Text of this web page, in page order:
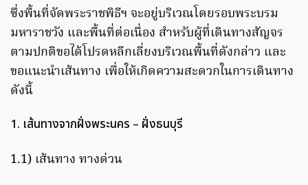
ซึ่งพื้นที่จัดพระราชพิธีฯ จะอยู่บริเวณโดยรอบพระบรม
มหาราชวัง และพื้นที่ต่อเนื่อง สำหรับผู้ที่เดินทางสัญจร
ตามปกติขอได้โปรดหลีกเลี่ยงบริเวณพื้นที่ดังกล่าว และ
ขอแนะนำเส้นทาง เพื่อให้เกิดความสะดวกในการเดินทาง
ดังนี้
1. เส้นทางจากฝั่งพระนคร – ฝั่งธนบุรี
1.1) เส้นทาง ทางด่วน